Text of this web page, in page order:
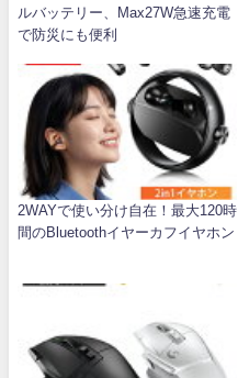
ルバッテリー、Max27W急速充電
で防災にも便利
2WAYで使い分け自在！最大120時
間のBluetoothイヤーカフイヤホン